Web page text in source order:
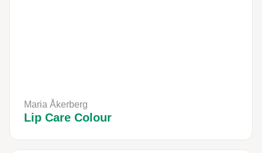
Maria Åkerberg
Lip Care Colour